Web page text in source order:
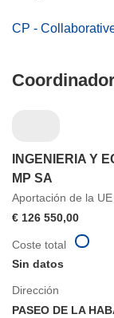
CP -
INGENIERIA Y
MP SA
Aportación de la UE
€ 126 550,00
Dirección
PASEO DE LA
Coste total
Sin datos